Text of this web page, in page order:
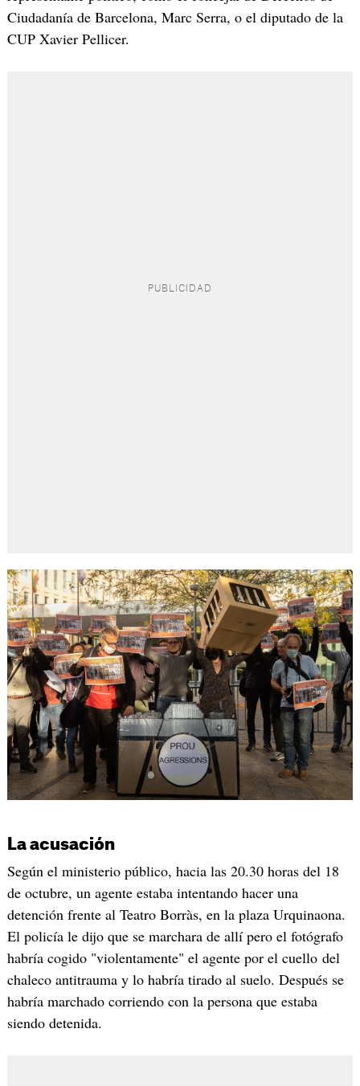
Ciudadanía de Barcelona, Marc Serra, o el diputado de la
CUP Xavier Pellicer.
La acusación
Según el ministerio público, hacia las 20.30 horas del 18
de octubre, un agente estaba intentando hacer una
detención frente al Teatro Borràs, en la plaza Urquinaona.
El policía le dijo que se marchara de allí pero el fotógrafo
habría cogido "violentamente" el agente por el cuello del
chaleco antitrauma y lo habría tirado al suelo. Después se
habría marchado corriendo con la persona que estaba
siendo detenida.